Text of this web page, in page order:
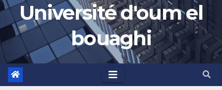
Université d'oum el
bouaghi